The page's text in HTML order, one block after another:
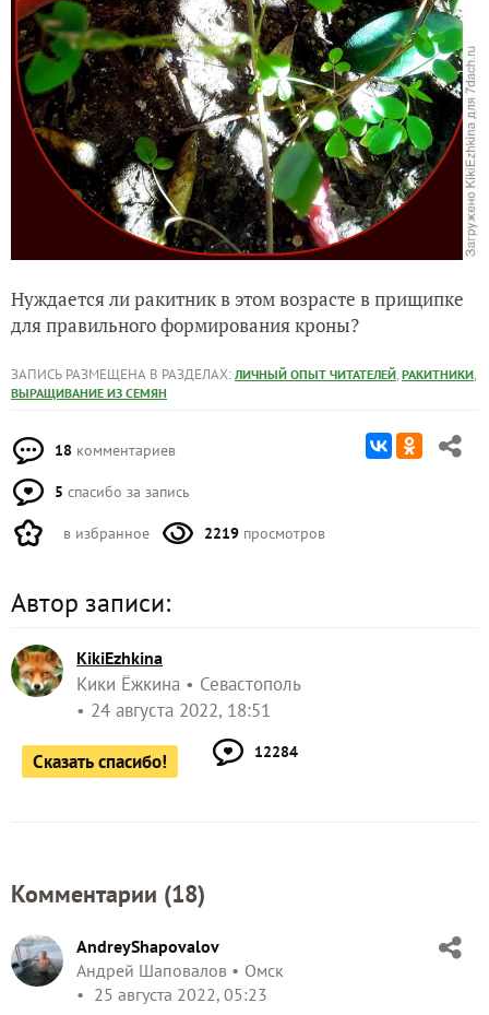
Нуждается ли ракитник в этом возрасте в прищипке
для правильного формирования кроны?
ЗАПИСЬ РАЗМЕЩЕНА В РАЗДЕЛАХ: ЛИЧНЫЙ ОПЫТ ЧИТАТЕЛЕЙ, РАКИТНИКИ,
ВЫРАЩИВАНИЕ ИЗ СЕМЯН
18 комментариев
5 спасибо за запись
в избранное 2219 просмотров
Автор записи:
KikiEzhkina
Кики Ёжкина
Севастополь
24 августа 2022, 18:51
Сказать спасибо! 12284
Комментарии (18)
AndreyShapovalov
Андрей Шаповалов
Омск
25 августа 2022, 05:23